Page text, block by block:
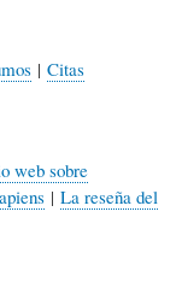
| Citas
web sobre
| La reseña del